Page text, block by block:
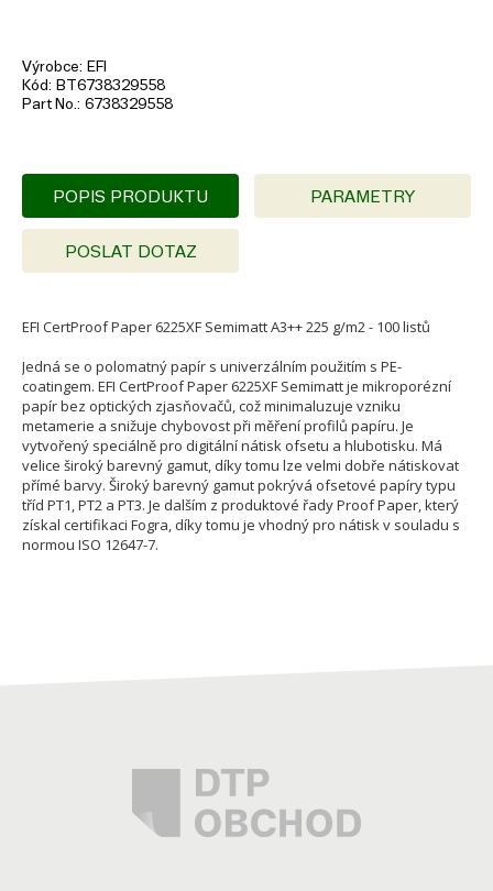
Výrobce
EFI
Kód
BT6738329558
Part No. 6738329558
POPIS PRODUKTU PARAMETRY
POSLAT DOTAZ
EFI CertProof Paper 6225XF Semimatt A3++ 225 g/m2 - 100 listů
Jedná se o polomatný papír s univerzálním použitím s PE-
coatingem. EFI CertProof Paper 6225XF Semimatt je mikroporézní
papír bez optických zjasňovačů, což minimaluzuje vzniku
metamerie a snižuje chybovost při měření profilů papíru. Je
vytvořený speciálně pro digitální nátisk ofsetu a hlubotisku. Má
velice široký barevný gamut, díky tomu lze velmi dobře nátiskovat
přímé barvy. Široký barevný gamut pokrývá ofsetové papíry typu
tříd PT1, PT2 a PT3. Je dalším z produktové řady Proof Paper, který
získal certifikaci Fogra, díky tomu je vhodný pro nátisk v souladu s
normou ISO 12647-7.